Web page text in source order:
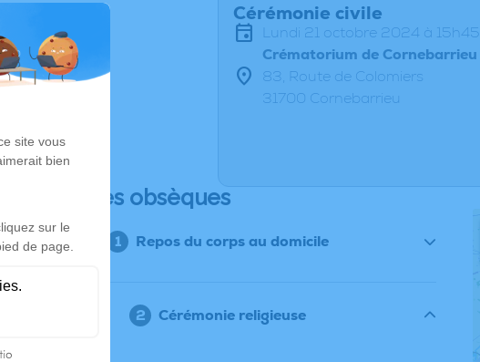
Cérémonie civile
lundi 21 octobre 2024 à 15h45
Crématorium de Cornebarrieu
83, Route de Colomiers
31700 Cornebarrieu
Déroulé des obsèques
Repos du corps au domicile
Cérémonie religieuse